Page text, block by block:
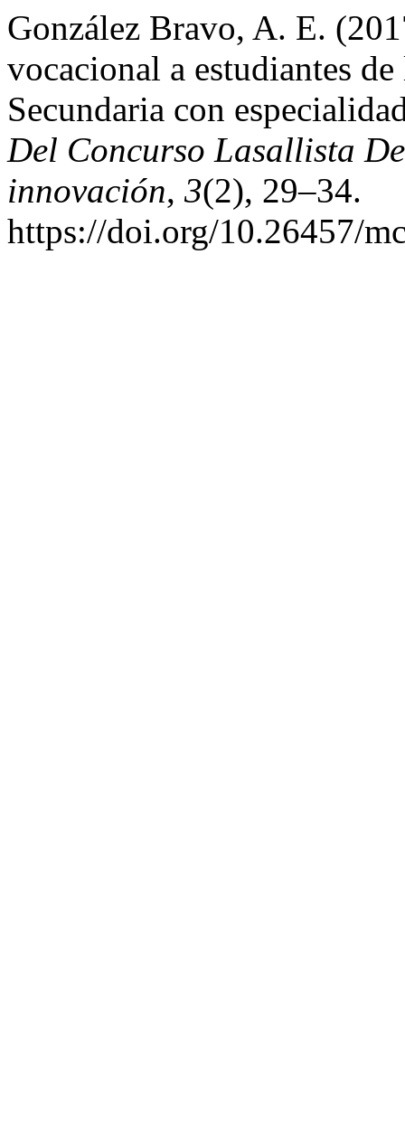
González Bravo, A. E.
vocacional a estudiantes
Secundaria con
Del Concurso Lasallista
innovación, 3(2), 29–34.
https://doi.org/10.26457/